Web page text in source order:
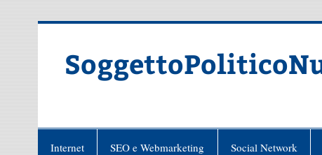
Internet SEO e Webmarketing Social Network